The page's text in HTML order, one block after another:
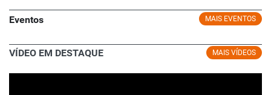
MAIS EVENTOS
Eventos
MAIS VÍDEOS
VÍDEO EM DESTAQUE